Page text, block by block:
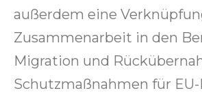
außerdem eine
Zusammenarbeit in den
Migration und
Schutzmaßnahmen für